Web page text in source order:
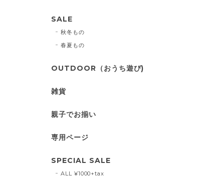
SALE
秋冬もの
春夏もの
OUTDOOR（おうち遊び)
雑貨
親子でお揃い
専用ページ
SPECIAL SALE
ALL ¥1000+tax